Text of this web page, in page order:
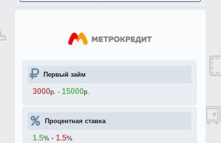
Первый займ
3000р. - 15000р.
Процентная ставка
1.5% - 1.5%